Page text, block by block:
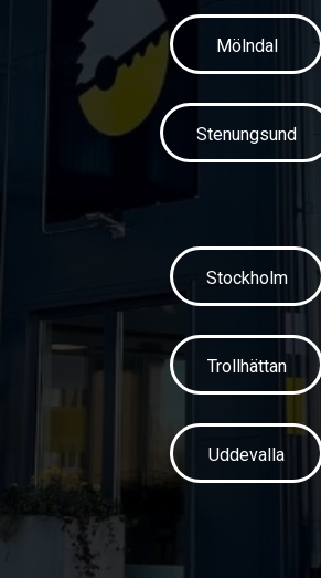
Mölndal
Stenungsund
Stockholm
Trollhättan
Uddevalla